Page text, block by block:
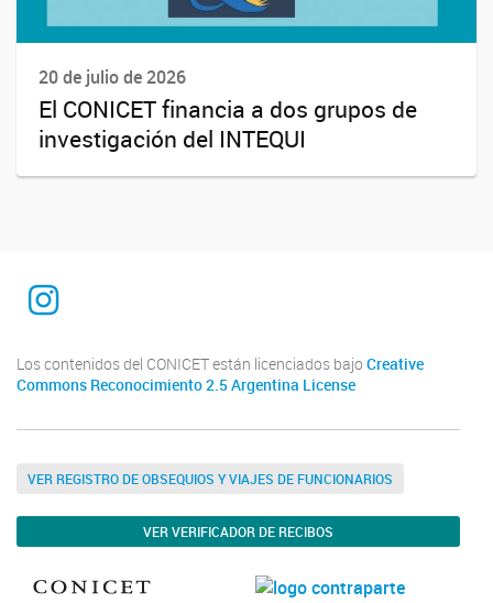
20 de julio de 2026
El CONICET financia a dos grupos de
investigación del INTEQUI
INTEQUI
Los contenidos del CONICET están licenciados bajo Creative
Commons Reconocimiento 2.5 Argentina License
VER REGISTRO DE OBSEQUIOS Y VIAJES DE FUNCIONARIOS
VER VERIFICADOR DE RECIBOS